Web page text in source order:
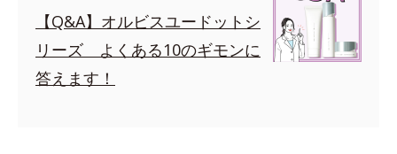
【Q&A】オルビスユードットシ
リーズ よくある10のギモンに
答えます！